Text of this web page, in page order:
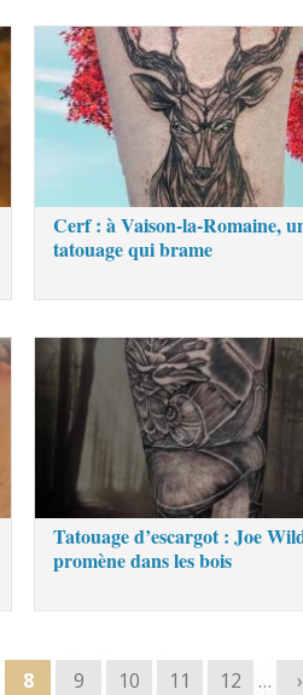
Cerf : à Vaison-la-Romaine,
tatouage qui brame
Tatouage d’escargot : Joe
promène dans les bois
8 9 10 11 12 … ›